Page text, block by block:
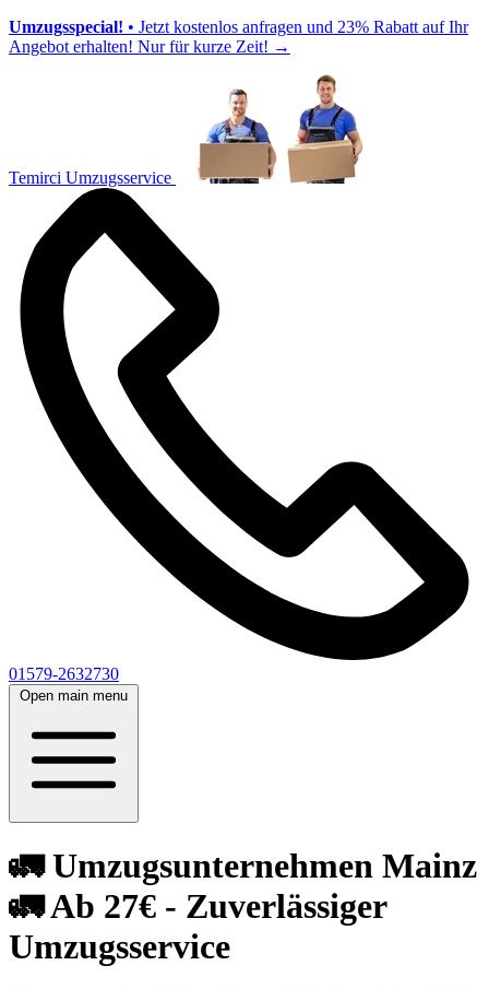
Umzugsspecial! • Jetzt kostenlos anfragen und 23% Rabatt auf Ihr
Angebot erhalten! Nur für kurze Zeit! →
Temirci Umzugsservice
01579-2632730
Open main menu
🚛 Umzugsunternehmen Mainz
🚛 Ab 27€ - Zuverlässiger
Umzugsservice